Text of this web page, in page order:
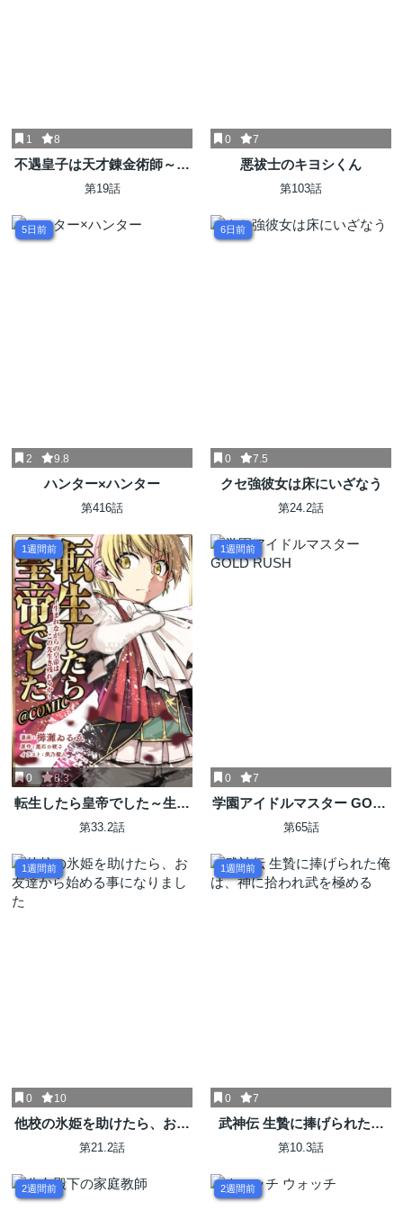
1 8
不遇皇子は天才錬金術師～皇
帝なんて柄じゃないので弟妹
第19話
0 7
悪祓士のキヨシくん
第103話
5日前
2 9.8
ハンター×ハンター
第416話
6日前
0 7.5
クセ強彼女は床にいざなう
第24.2話
1週間前
0 8.3
転生したら皇帝でした～生ま
れながらの皇帝はこの先生き
第33.2話
1週間前
0 7
学園アイドルマスター GOLD
RUSH
第65話
1週間前
0 10
他校の氷姫を助けたら、お友
達から始める事になりました
第21.2話
1週間前
0 7
武神伝 生贄に捧げられた俺
は、神に拾われ武を極める
第10.3話
2週間前 2週間前